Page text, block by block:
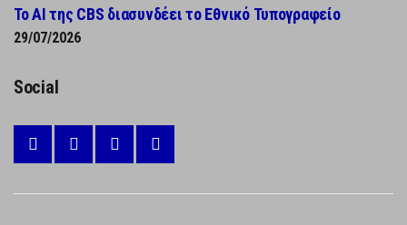
Το AI της CBS διασυνδέει το Εθνικό Τυπογραφείο
29/07/2026
Social